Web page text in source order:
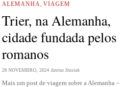
ALEMANHA, VIAGEM
Trier, na Alemanha,
cidade fundada pelos
romanos
28 NOVEMBRO, 2024 Janina Stasiak
Mais um post de viagem sobre a Alemanha –